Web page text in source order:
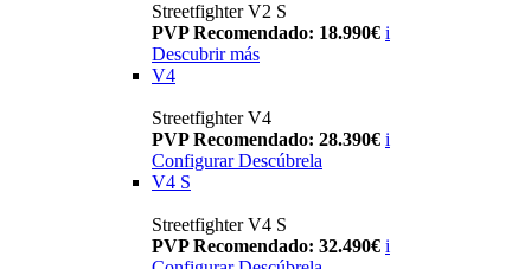
Streetfighter V2 S
PVP Recomendado: 18.990€ i
Descubrir más
V4
Streetfighter V4
PVP Recomendado: 28.390€ i
Configurar Descúbrela
V4 S
Streetfighter V4 S
PVP Recomendado: 32.490€ i